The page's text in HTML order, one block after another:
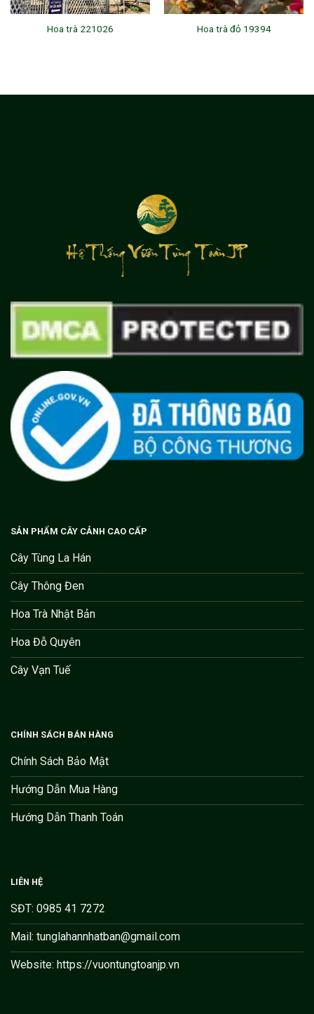
Hoa trà 221026 Hoa trà đỏ 19394
SẢN PHẨM CÂY CẢNH CAO CẤP
Cây Tùng La Hán
Cây Thông Đen
Hoa Trà Nhật Bản
Hoa Đỗ Quyên
Cây Vạn Tuế
CHÍNH SÁCH BÁN HÀNG
Chính Sách Bảo Mật
Hướng Dẫn Mua Hàng
Hướng Dẫn Thanh Toán
LIÊN HỆ
SĐT: 0985 41 7272
Mail: tunglahannhatban@gmail.com
Website: https://vuontungtoanjp.vn